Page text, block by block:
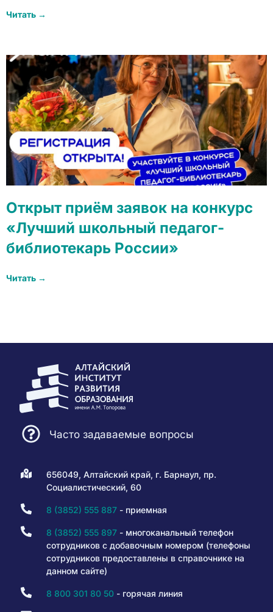
Читать →
Открыт приём заявок на конкурс
«Лучший школьный педагог-
библиотекарь России»
Читать →
Часто задаваемые вопросы
656049, Алтайский край, г. Барнаул, пр.
Социалистический, 60
8 (3852) 555 887- приемная
8 (3852) 555 897- многоканальный телефон
сотрудников с добавочным номером (телефоны
сотрудников предоставлены в справочнике на
данном сайте)
8 800 301 80 50- горячая линия